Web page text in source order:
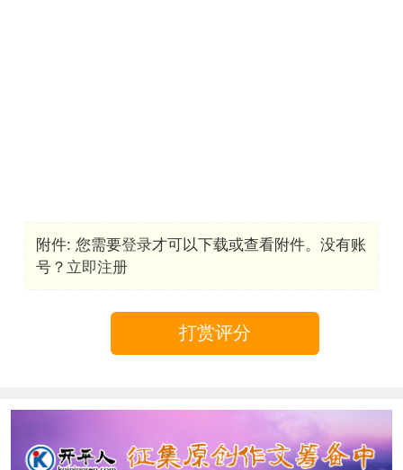
附件: 您需要登录才可以下载或查看附件。没有账
号？ 立即注册
打赏评分